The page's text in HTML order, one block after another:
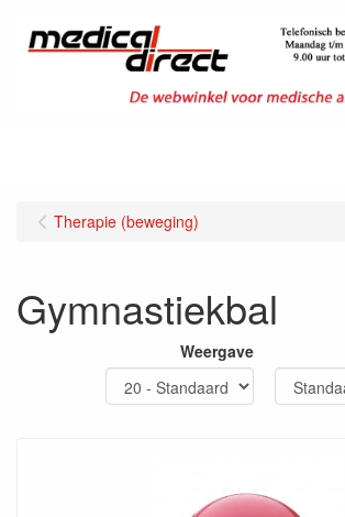
Therapie (beweging)
Gymnastiekbal
Weergave